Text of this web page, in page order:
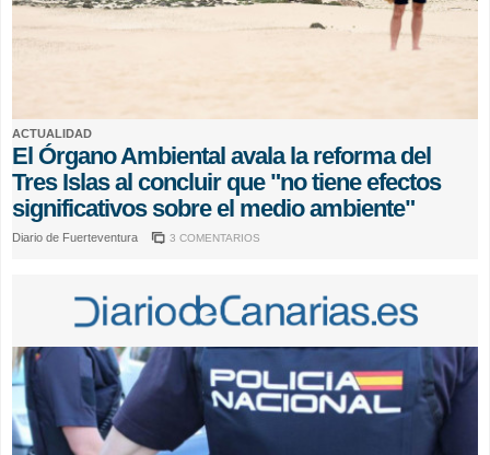
ACTUALIDAD
El Órgano Ambiental avala la reforma del
Tres Islas al concluir que "no tiene efectos
significativos sobre el medio ambiente"
Diario de Fuerteventura 3 COMENTARIOS